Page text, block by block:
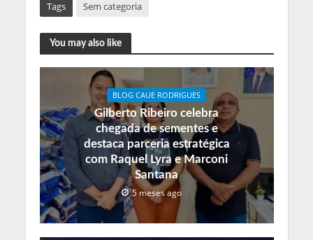
Tags Sem categoria
You may also like
BLOG CAUE RODRIGUES
Gilberto Ribeiro celebra
chegada de sementes e
destaca parceria estratégica
com Raquel Lyra e Marconi
Santana
5 meses ago